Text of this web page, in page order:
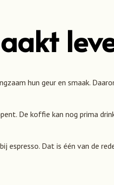
hun geur en smaak.
De koffie kan nog prima
Dat is één van de